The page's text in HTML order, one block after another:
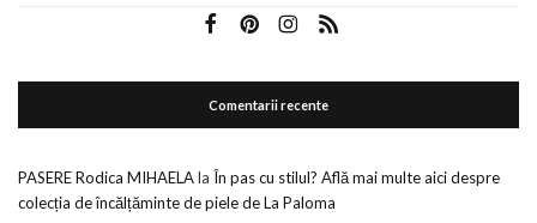
Comentarii recente
PASERE Rodica MIHAELAla În pas cu stilul? Află mai multe aici despre
colecția de încălțăminte de piele de La Paloma